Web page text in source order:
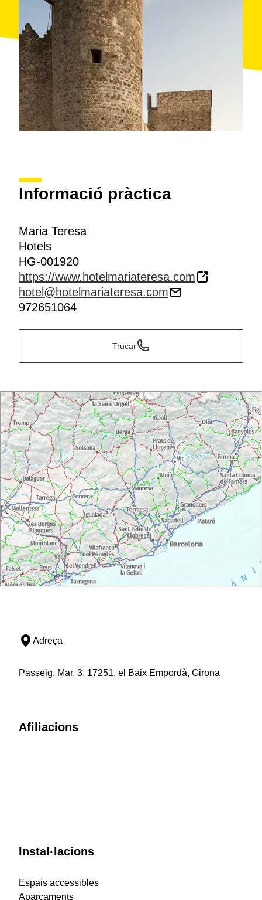
Informació pràctica
Maria Teresa
Hotels
HG-001920
https://www.hotelmariateresa.com
hotel@hotelmariateresa.com
972651064
Trucar
Adreça
Passeig, Mar, 3, 17251, el Baix Empordà, Girona
Afiliacions
Instal·lacions
Espais accessibles
Aparcaments